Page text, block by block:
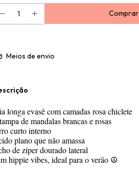
Meios de envio
longa evasê com camadas rosa chiclete
de mandalas brancas e rosas
curto interno
plano que não amassa
de zíper dourado lateral
hippie vibes, ideal para o verão ☮️